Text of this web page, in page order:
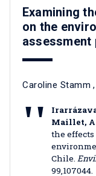
Examining
on the
assessment
Caroline Stamm ,
Maillet,
the
Chile.
99,107044.